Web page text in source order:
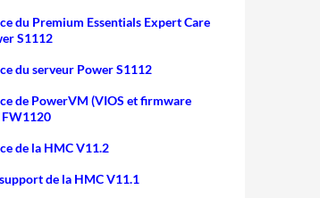
du Premium Essentials Expert Care
S1112
du serveur Power S1112
de PowerVM (VIOS et firmware
de la HMC V11.2
de la HMC V11.1